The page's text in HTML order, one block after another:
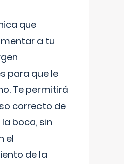
que
a tu
para que le
Te permitirá
correcto de
boca, sin
el
de la